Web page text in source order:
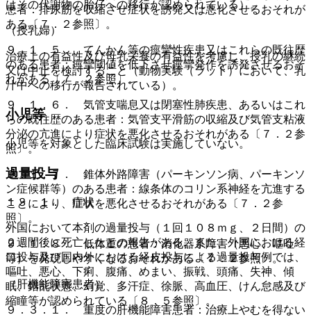
はその代謝物の胎仔への移行が認められている）。
（授乳婦）
治療上の有益性及び母乳栄養の有益性を考慮し、授乳の継続
又は中止を検討すること（動物実験（ラット）において、乳
汁中への移行が報告されている）。
小児等
小児等を対象とした臨床試験は実施していない。
過量投与
１３．１． 症状
外国において本剤の過量投与（１回１０８ｍｇ、２日間）の
２週間後に死亡したとの報告がある。また、外国における経
口投与及び国内外における経皮投与による過量投与例では、
嘔吐、悪心、下痢、腹痛、めまい、振戦、頭痛、失神、傾
眠、錯乱状態、幻覚、多汗症、徐脈、高血圧、けん怠感及び
縮瞳等が認められている〔８．５参照〕。
患者：排尿筋を収縮させ症状を誘発又は悪化させるおそれが
ある〔７．２参照〕。
９．１．５． てんかん等の痙攣性疾患又はこれらの既往歴
のある患者：痙攣閾値を低下させ痙攣発作を誘発させるおそ
れがある〔７．２参照〕。
９．１．６． 気管支喘息又は閉塞性肺疾患、あるいはこれ
らの既往歴のある患者：気管支平滑筋の収縮及び気管支粘液
分泌の亢進により症状を悪化させるおそれがある〔７．２参
照〕。
９．１．７． 錐体外路障害（パーキンソン病、パーキンソ
ン症候群等）のある患者：線条体のコリン系神経を亢進する
ことにより、症状を悪化させるおそれがある〔７．２参
照〕。
９．１．８． 低体重の患者：消化器系障害（悪心、嘔吐
等）を発現しやすくなるおそれがある〔７．２参照〕。
（肝機能障害患者）
９．３．１． 重度の肝機能障害患者：治療上やむを得ない